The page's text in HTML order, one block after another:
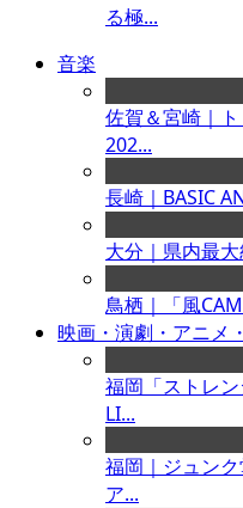
る極...
音楽
佐賀＆宮崎｜
202...
長崎｜BASIC
大分｜県内最
鳥栖｜「風
映画・演劇・アニメ
福岡「ストレ
LI...
福岡｜ジュン
ア...